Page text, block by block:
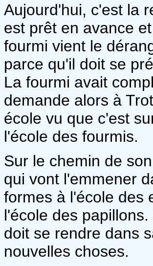
Aujourd'hui, c'est la
est prêt en avance
fourmi vient le
parce qu'il doit se
La fourmi avait
demande alors à
école vu que c'est
l'école des fourmis.
Sur le chemin de
qui vont l'emmener
formes à l'école des
l'école des
doit se rendre dans
nouvelles choses.